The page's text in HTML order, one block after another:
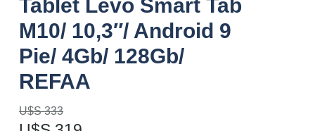
Tablet Levo Smart Tab
M10/ 10,3″/ Android 9
Pie/ 4Gb/ 128Gb/
REFAA
U$S333